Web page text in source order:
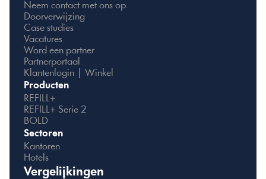
Neem contact met ons op
Doorverwijzing
Case studies
Vacatures
Word een partner
Partnerportaal
Klantenlogin | Winkel
Producten
REFILL+
REFILL+ Serie 2
BOLD
Sectoren
Kantoren
Hotels
Vergelijkingen